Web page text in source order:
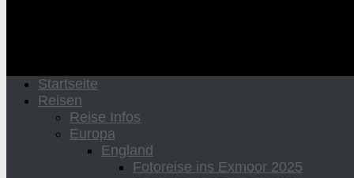
Startseite
Reisen
Reise Infos
Europa
England
Fotoreise ins Exmoor 2025